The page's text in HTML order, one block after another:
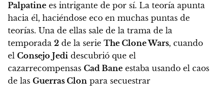
Palpatine es intrigante de por sí. La teoría apunta
hacia él, haciéndose eco en muchas puntas de
teorías. Una de ellas sale de la trama de la
temporada 2 de la serie The Clone Wars, cuando
el Consejo Jedi descubrió que el
cazarrecompensas Cad Bane estaba usando el caos
de las Guerras Clon para secuestrar